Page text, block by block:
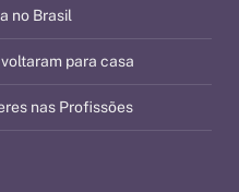
no Brasil
para casa
nas Profissões